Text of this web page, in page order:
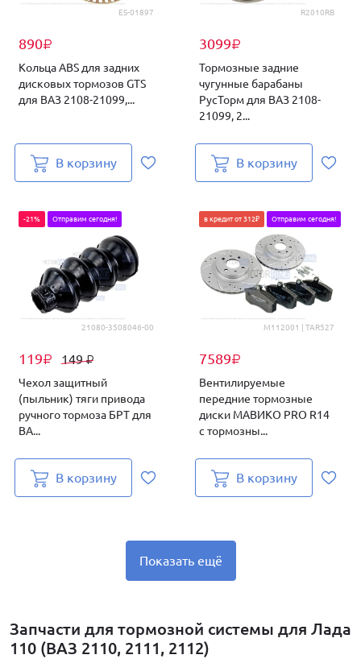
ES-01897
890₽
Кольца ABS для задних
дисковых тормозов GTS
для ВАЗ 2108-21099,...
В корзину
R2010RB
3099₽
Тормозные задние
чугунные барабаны
РусТорм для ВАЗ 2108-
21099, 2...
В корзину
21080-3508046-00
119₽ 149₽
-21% Отправим сегодня!
Чехол защитный
(пыльник) тяги привода
ручного тормоза БРТ для
ВА...
В корзину
M112001 | TAR527
7589₽
в кредит от 312₽ Отправим сегодня!
Вентилируемые
передние тормозные
диски МАВИКО PRO R14
с тормозны...
В корзину
Показать ещё
Запчасти для тормозной системы для Лада
110 (ВАЗ 2110, 2111, 2112)